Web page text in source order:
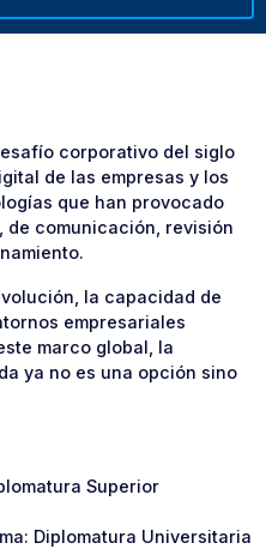
corporativo del siglo
de las empresas y los
que han provocado
de comunicación, revisión
la capacidad de
empresariales
marco global, la
ya no es una opción sino
Superior
Diplomatura Universitaria